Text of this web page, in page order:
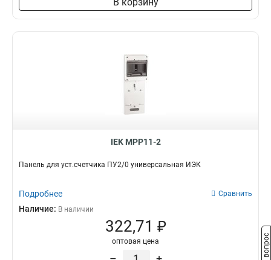
IEK MPP11-2
Панель для уст.счетчика ПУ2/0 универсальная ИЭК
Подробнее Сравнить
Наличие: В наличии
322,71 ₽
оптовая цена